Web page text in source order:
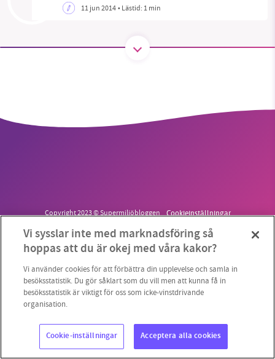
Facebook Instagram
11 jun 2014• Lästid: 1 min
Copyright 2023 © Supermiljöbloggen Cookieinställningar
vill hjälpa oss.
Stötta vårt arbete genom att swisha en slant till
1231368703
Läs vad vi vill göra
Vi sysslar inte med marknadsföring så
hoppas att du är okej med våra kakor?
Vi använder cookies för att förbättra din upplevelse och samla in
besöksstatistik. Du gör såklart som du vill men att kunna få in
besöksstatistik är viktigt för oss som icke-vinstdrivande
organisation.
Cookie-inställningar Acceptera alla cookies